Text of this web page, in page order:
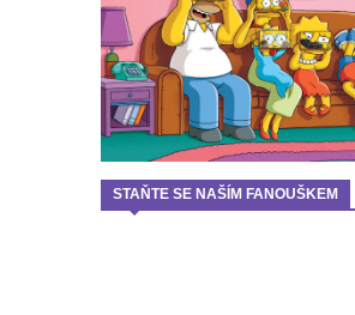
STAŇTE SE NAŠÍM FANOUŠKEM